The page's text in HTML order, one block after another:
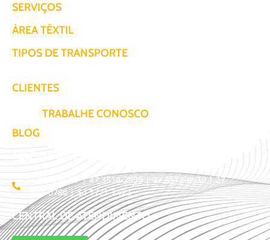
SERVIÇOS
ÁREA TÊXTIL
TIPOS DE TRANSPORTE
CLIENTES
TRABALHE CONOSCO
BLOG
TELEVENDAS / COTAÇÃO
11 3509-9987 | 47 3514-2930 | 47 3512-0530 | 27
3441-0780 | 54 3771-2422
CENTRAL DE ATENDIMENTO